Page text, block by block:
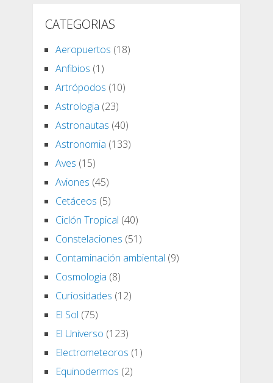
CATEGORIAS
Aeropuertos (18)
Anfibios (1)
Artrópodos (10)
Astrologia (23)
Astronautas (40)
Astronomia (133)
Aves (15)
Aviones (45)
Cetáceos (5)
Ciclón Tropical (40)
Constelaciones (51)
Contaminación ambiental (9)
Cosmologia (8)
Curiosidades (12)
El Sol (75)
El Universo (123)
Electrometeoros (1)
Equinodermos (2)